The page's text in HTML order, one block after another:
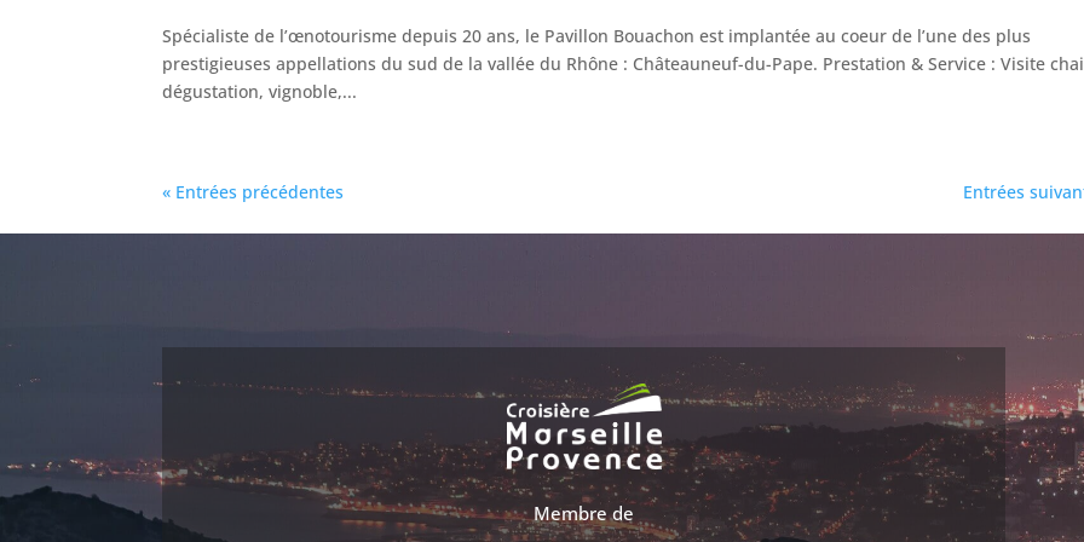
Spécialiste de l’œnotourisme depuis 20 ans, le Pavillon Bouachon est implantée au coeur de l’une des plus
prestigieuses appellations du sud de la vallée du Rhône : Châteauneuf-du-Pape. Prestation & Service : Visite
dégustation, vignoble,...
« Entrées précédentes Entrées
Membre de